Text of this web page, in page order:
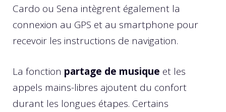
Cardo ou Sena intègrent également la
connexion au GPS et au smartphone pour
recevoir les instructions de navigation.
La fonction partage de musique et les
appels mains-libres ajoutent du confort
durant les longues étapes. Certains